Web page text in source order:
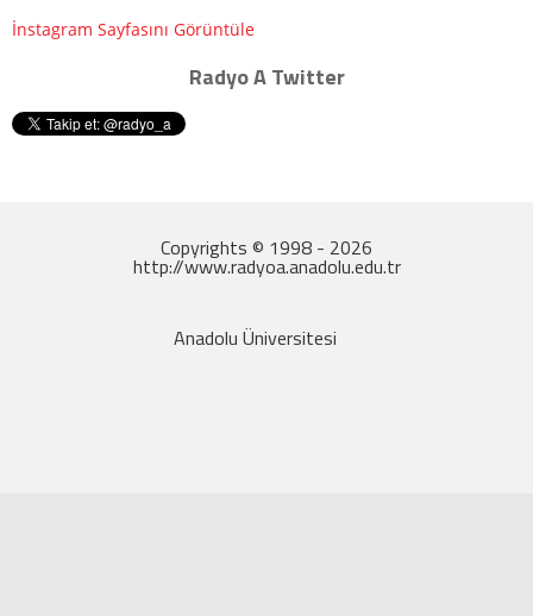
İnstagram Sayfasını Görüntüle
Radyo A Twitter
Copyrights © 1998 - 2026
http://www.radyoa.anadolu.edu.tr
Anadolu Üniversitesi